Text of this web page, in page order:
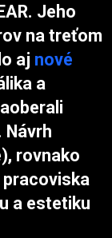
Jeho
na treťom
aj nové
a
Návrh
rovnako
a estetiku